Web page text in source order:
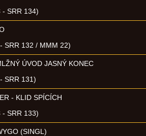
- SRR 134)
SRR 132 / MMM 22)
ÚVOD JASNÝ KONEC
SRR 131)
- KLID SPÍCÍCH
- SRR 133)
(SINGL)